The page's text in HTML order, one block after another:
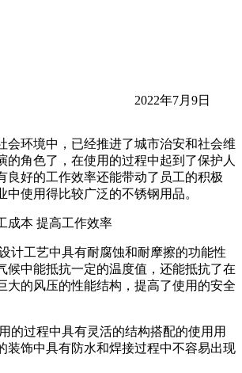
2022年7月9日
会环境中，已经推进了城市治安和社会维
的角色了，在使用的过程中起到了保护人
良好的工作效率还能带动了员工的积极
中使用得比较广泛的不锈钢用品。
计工艺中具有耐腐蚀和耐摩擦的功能性
候中能抵抗一定的温度值，还能抵抗了在
大的风压的性能结构，提高了使用的安全
的过程中具有灵活的结构搭配的使用用
装饰中具有防水和焊接过程中不容易出现